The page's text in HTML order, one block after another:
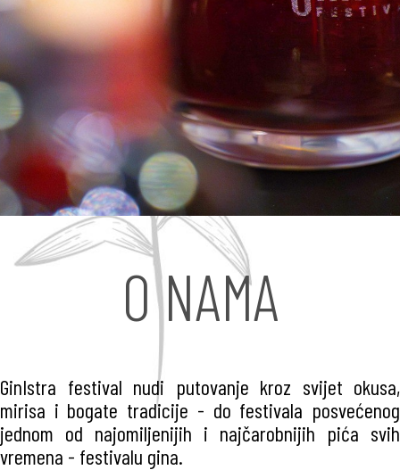
O NAMA
GinIstra festival nudi putovanje kroz svijet okusa,
mirisa i bogate tradicije - do festivala posvećenog
jednom od najomiljenijih i najčarobnijih pića svih
vremena - festivalu gina.